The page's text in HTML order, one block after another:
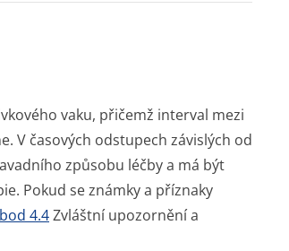
vaku, přičemž interval mezi
V časových odstupech závislých od
způsobu léčby a má být
Pokud se známky a příznaky
bod 4.4Zvláštní upozornění a